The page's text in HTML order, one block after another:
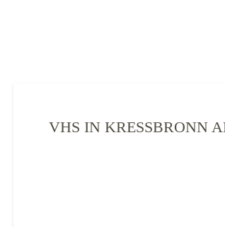
VHS IN KRESSBRONN